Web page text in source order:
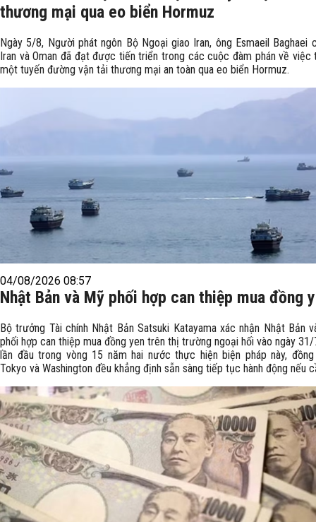
thương mại qua eo biển Hormuz
Ngày 5/8, Người phát ngôn Bộ Ngoại giao Iran, ông Esmaeil Baghaei
Iran và Oman đã đạt được tiến triển trong các cuộc đàm phán về việc
một tuyến đường vận tải thương mại an toàn qua eo biển Hormuz.
04/08/2026 08:57
Nhật Bản và Mỹ phối hợp can thiệp mua đồng
Bộ trưởng Tài chính Nhật Bản Satsuki Katayama xác nhận Nhật Bản
phối hợp can thiệp mua đồng yen trên thị trường ngoại hối vào ngày 31/
lần đầu trong vòng 15 năm hai nước thực hiện biện pháp này,
Tokyo và Washington đều khẳng định sẵn sàng tiếp tục hành động nếu